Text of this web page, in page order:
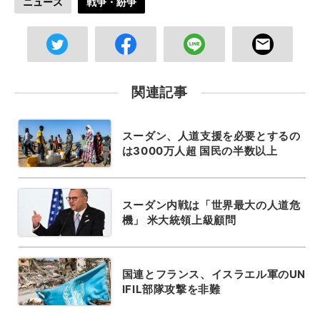
関連記事
スーダン、人道支援を必要とするの
は3000万人超 国民の半数以上
スーダン内戦は「世界最大の人道危
機」 米大統領上級顧問
国連とフランス、イスラエル軍のUN
IFIL部隊攻撃を非難